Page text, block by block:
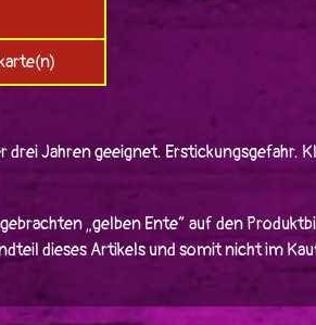
Jahren geeignet. Erstickungsgefahr.
„gelben Ente“ auf den
dieses Artikels und somit nicht im